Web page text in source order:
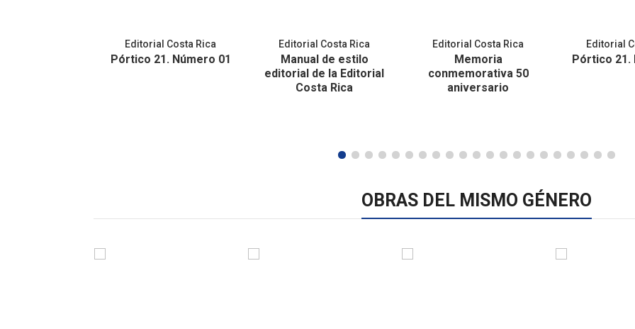
Editorial Costa Rica
Pórtico 21. Número 01
Editorial Costa Rica
Manual de estilo
editorial de la Editorial
Costa Rica
Editorial Costa Rica
Memoria
conmemorativa 50
aniversario
Editorial
Pórtico 21.
OBRAS DEL MISMO GÉNERO